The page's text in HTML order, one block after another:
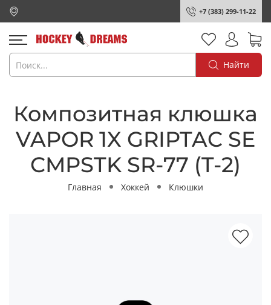
+7 (383) 299-11-22
Найти
Композитная клюшка
VAPOR 1X GRIPTAC SE
CMPSTK SR-77 (T-2)
Главная Хоккей Клюшки